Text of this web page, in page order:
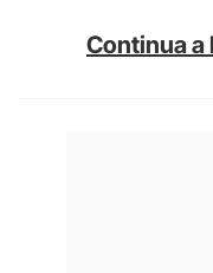
Continua a